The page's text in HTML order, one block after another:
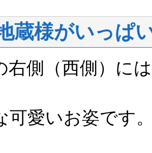
蔵様がいっぱ
右側（西側）に
可愛いお姿です